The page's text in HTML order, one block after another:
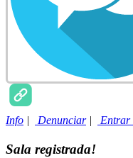
Info | Denunciar| Entrar
Sala registrada!